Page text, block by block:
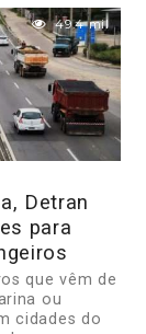
49.4 mil
Detran
para
que vêm de
ou
cidades do